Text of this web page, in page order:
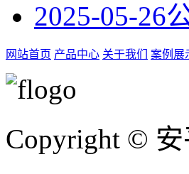
2025-05-26
网站首页 产品中心 关于我们 案例展
Copyright ©